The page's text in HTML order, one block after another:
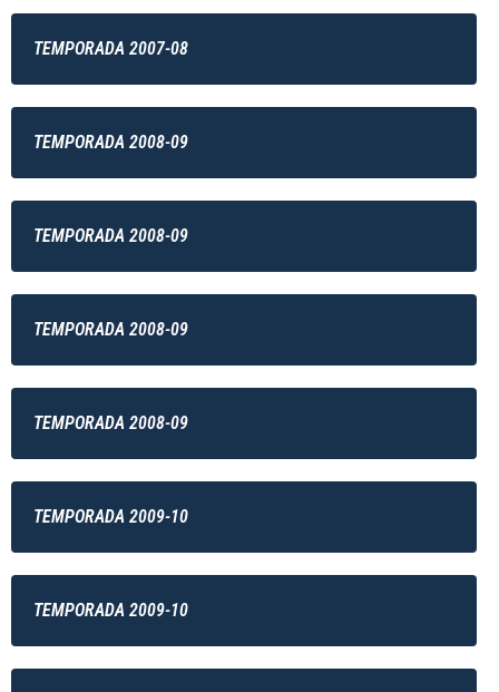
TEMPORADA 2007-08
TEMPORADA 2008-09
TEMPORADA 2008-09
TEMPORADA 2008-09
TEMPORADA 2008-09
TEMPORADA 2009-10
TEMPORADA 2009-10